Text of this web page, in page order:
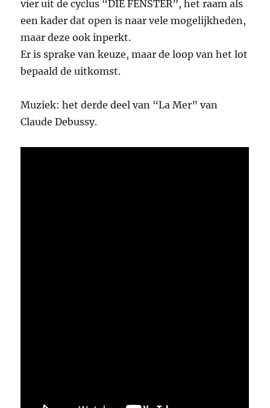
vier uit de cyclus “DIE FENSTER”, het raam als
een kader dat open is naar vele mogelijkheden,
maar deze ook inperkt.
Er is sprake van keuze, maar de loop van het lot
bepaald de uitkomst.
Muziek: het derde deel van “La Mer” van
Claude Debussy.